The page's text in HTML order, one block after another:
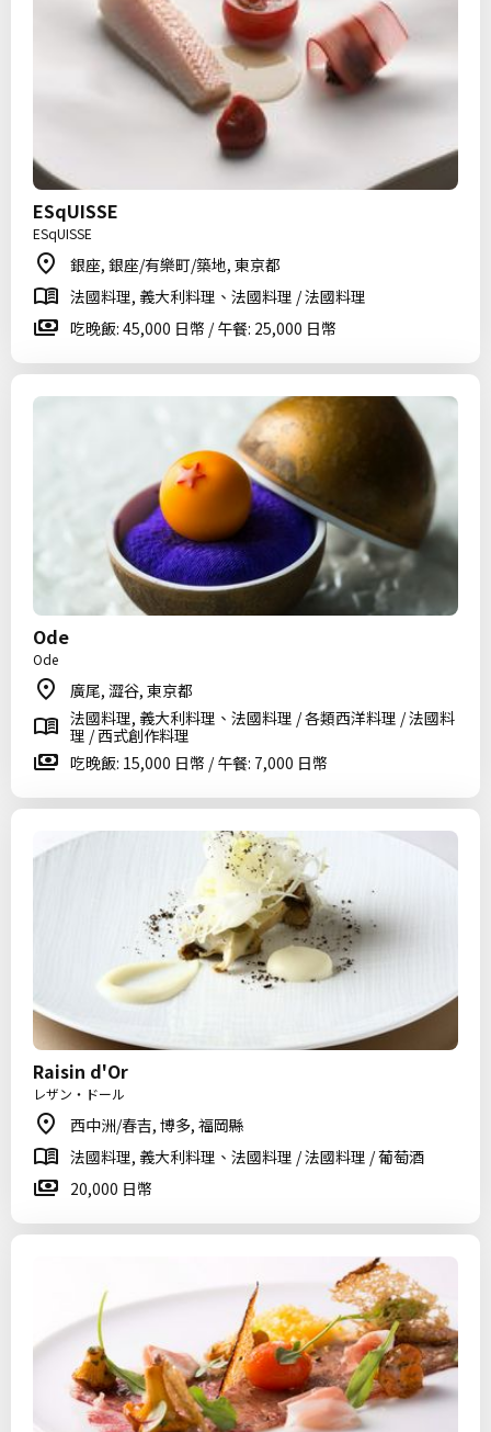
ESqUISSE
ESqUISSE
銀座, 銀座/有樂町/築地, 東京都
法國料理, 義大利料理、法國料理 / 法國料理
吃晚飯: 45,000 日幣 / 午餐: 25,000 日幣
Ode
Ode
廣尾, 澀谷, 東京都
法國料理, 義大利料理、法國料理 / 各類西洋料理 / 法國料
理 / 西式創作料理
吃晚飯: 15,000 日幣 / 午餐: 7,000 日幣
Raisin d'Or
レザン・ドール
西中洲/春吉, 博多, 福岡縣
法國料理, 義大利料理、法國料理 / 法國料理 / 葡萄酒
20,000 日幣